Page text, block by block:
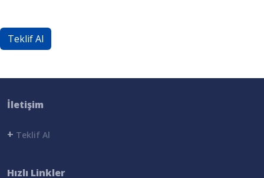
Teklif Al
İletişim
+ Teklif Al
Hızlı Linkler